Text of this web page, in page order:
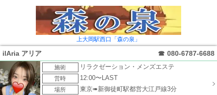
上大岡駅西口「森の泉」
ilAria アリア ☎ 080-6787-6688
施術
リラクゼーション・メンズエステ
営時
12:00〜LAST
場所
東京➠新御徒町駅都営大江戸線3分